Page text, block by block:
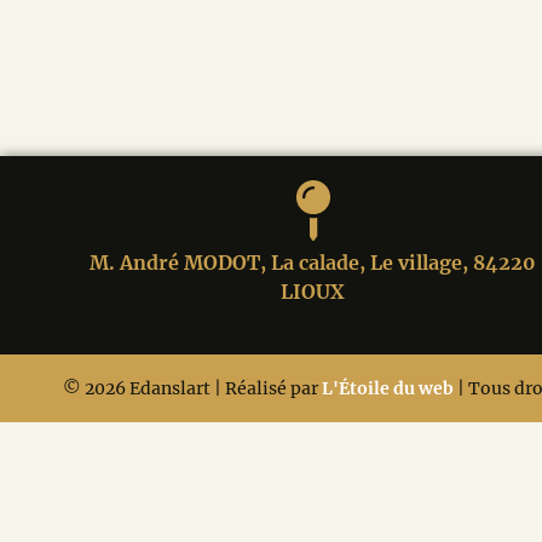
M. André MODOT, La calade, Le village, 84220
LIOUX
© 2026 Edanslart | Réalisé parL'Étoile du web | Tous